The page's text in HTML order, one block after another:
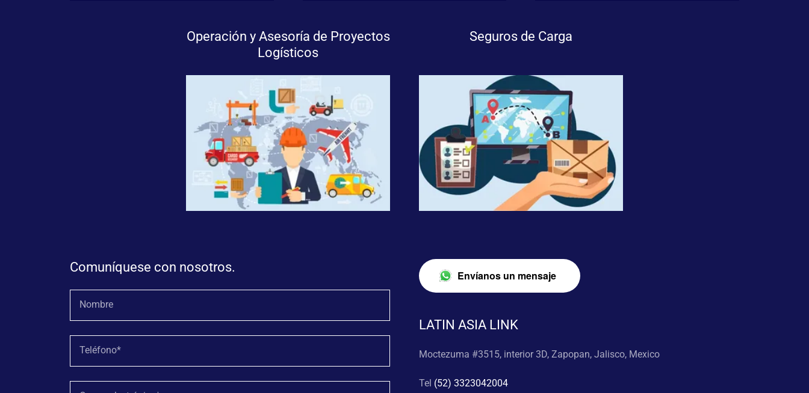
Operación y Asesoría de Proyectos
Logísticos
Seguros de Carga
Comuníquese con nosotros.
Nombre
Teléfono*
Envíanos un mensaje
LATIN ASIA LINK
Moctezuma #3515, interior 3D, Zapopan, Jalisco, Mexico
Tel (52) 3323042004